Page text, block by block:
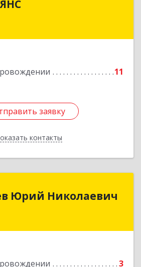
11
заявку
контакты
заявку
Назад
Юрий Николаевич
3
Юрий Николаевич